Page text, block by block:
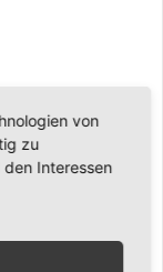
von
zu
Interessen